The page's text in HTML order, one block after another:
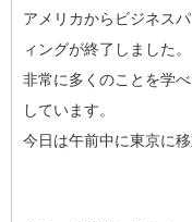
アメリカからビジネス
ィングが終了しました。
非常に多くのことを学
しています。
今日は午前中に東京に